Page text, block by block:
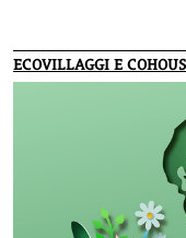
ECOVILLAGGI E